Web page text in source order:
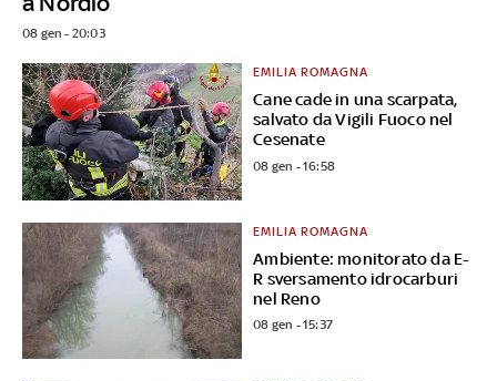
08 gen - 20:03
Cane cade in una scarpata,
salvato da Vigili Fuoco nel
Cesenate
EMILIA ROMAGNA
08 gen - 16:58
Ambiente: monitorato da E-
R sversamento idrocarburi
nel Reno
EMILIA ROMAGNA
08 gen - 15:37